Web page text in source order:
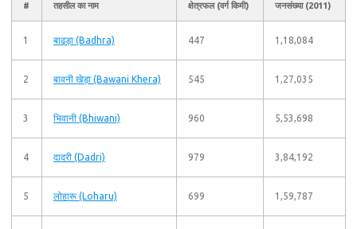
# तहसील का नाम क्षेत्रफल (वर्ग किमी) जनसंख्या (2011)
1 बाढड़ा (Badhra) 447 1,18,084
2 बावनी खेड़ा (Bawani Khera) 545 1,27,035
3 भिवानी (Bhiwani) 960 5,53,698
4 दादरी (Dadri) 979 3,84,192
5 लोहारू (Loharu) 699 1,59,787